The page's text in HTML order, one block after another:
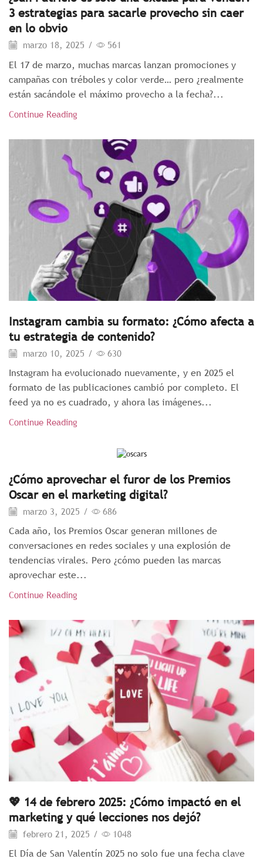
3 estrategias para sacarle provecho sin caer
en lo obvio
marzo 18, 2025 / 561
El 17 de marzo, muchas marcas lanzan promociones y
campañas con tréboles y color verde… pero ¿realmente
están sacándole el máximo provecho a la fecha?...
Continue Reading
Instagram cambia su formato: ¿Cómo afecta a
tu estrategia de contenido?
marzo 10, 2025 / 630
Instagram ha evolucionado nuevamente, y en 2025 el
formato de las publicaciones cambió por completo. El
feed ya no es cuadrado, y ahora las imágenes...
Continue Reading
¿Cómo aprovechar el furor de los Premios
Oscar en el marketing digital?
marzo 3, 2025 / 686
Cada año, los Premios Oscar generan millones de
conversaciones en redes sociales y una explosión de
tendencias virales. Pero ¿cómo pueden las marcas
aprovechar este...
Continue Reading
💖 14 de febrero 2025: ¿Cómo impactó en el
marketing y qué lecciones nos dejó?
febrero 21, 2025 / 1048
El Día de San Valentín 2025 no solo fue una fecha clave